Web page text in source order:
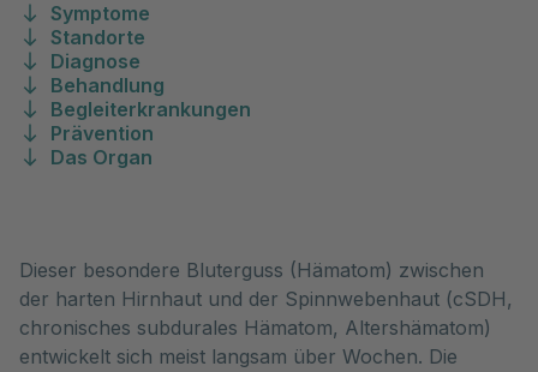
Symptome
Standorte
Diagnose
Behandlung
Begleiterkrankungen
Prävention
Das Organ
Dieser besondere Bluterguss (Hämatom) zwischen
der harten Hirnhaut und der Spinnwebenhaut (cSDH,
chronisches subdurales Hämatom, Altershämatom)
entwickelt sich meist langsam über Wochen. Die